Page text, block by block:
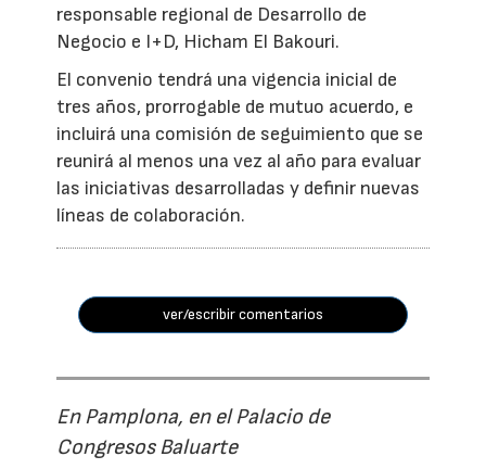
responsable regional de Desarrollo de
Negocio e I+D, Hicham El Bakouri.
El convenio tendrá una vigencia inicial de
tres años, prorrogable de mutuo acuerdo, e
incluirá una comisión de seguimiento que se
reunirá al menos una vez al año para evaluar
las iniciativas desarrolladas y definir nuevas
líneas de colaboración.
ver/escribir comentarios
En Pamplona, en el Palacio de
Congresos Baluarte